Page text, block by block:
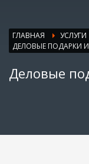
ГЛАВНАЯ УСЛУГИ
ДЕЛОВЫЕ ПОДАРКИ
Деловые